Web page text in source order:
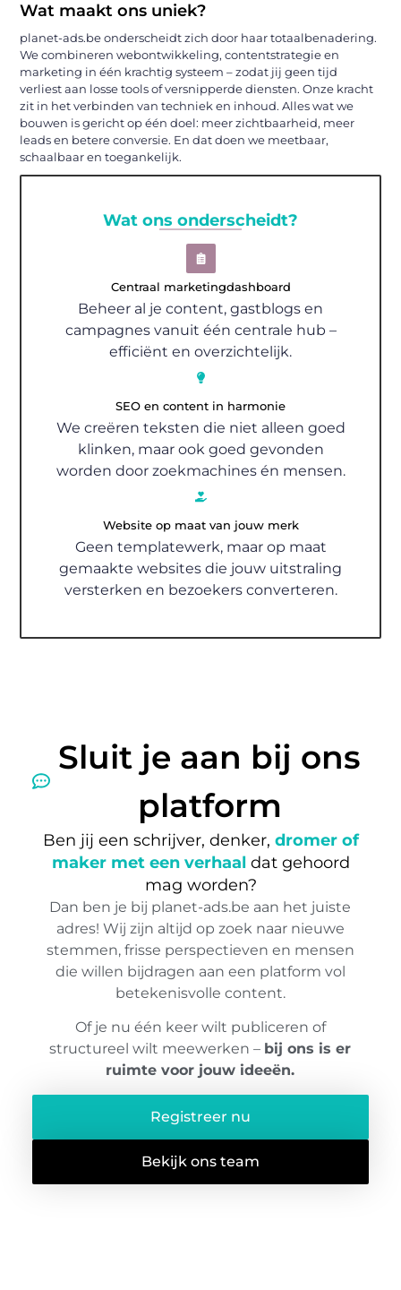
Wat maakt ons uniek?
planet-ads.be onderscheidt zich door haar totaalbenadering.
We combineren webontwikkeling, contentstrategie en
marketing in één krachtig systeem – zodat jij geen tijd
verliest aan losse tools of versnipperde diensten. Onze kracht
zit in het verbinden van techniek en inhoud. Alles wat we
bouwen is gericht op één doel: meer zichtbaarheid, meer
leads en betere conversie. En dat doen we meetbaar,
schaalbaar en toegankelijk.
Wat ons onderscheidt?
Centraal marketingdashboard
Beheer al je content, gastblogs en
campagnes vanuit één centrale hub –
efficiënt en overzichtelijk.
SEO en content in harmonie
We creëren teksten die niet alleen goed
klinken, maar ook goed gevonden
worden door zoekmachines én mensen.
Website op maat van jouw merk
Geen templatewerk, maar op maat
gemaakte websites die jouw uitstraling
versterken en bezoekers converteren.
Sluit je aan bij ons
platform
Ben jij een schrijver, denker, dromer of
maker met een verhaal dat gehoord
mag worden?
Dan ben je bij planet-ads.be aan het juiste
adres! Wij zijn altijd op zoek naar nieuwe
stemmen, frisse perspectieven en mensen
die willen bijdragen aan een platform vol
betekenisvolle content.
Of je nu één keer wilt publiceren of
structureel wilt meewerken – bij ons is er
ruimte voor jouw ideeën.
Registreer nu
Bekijk ons team